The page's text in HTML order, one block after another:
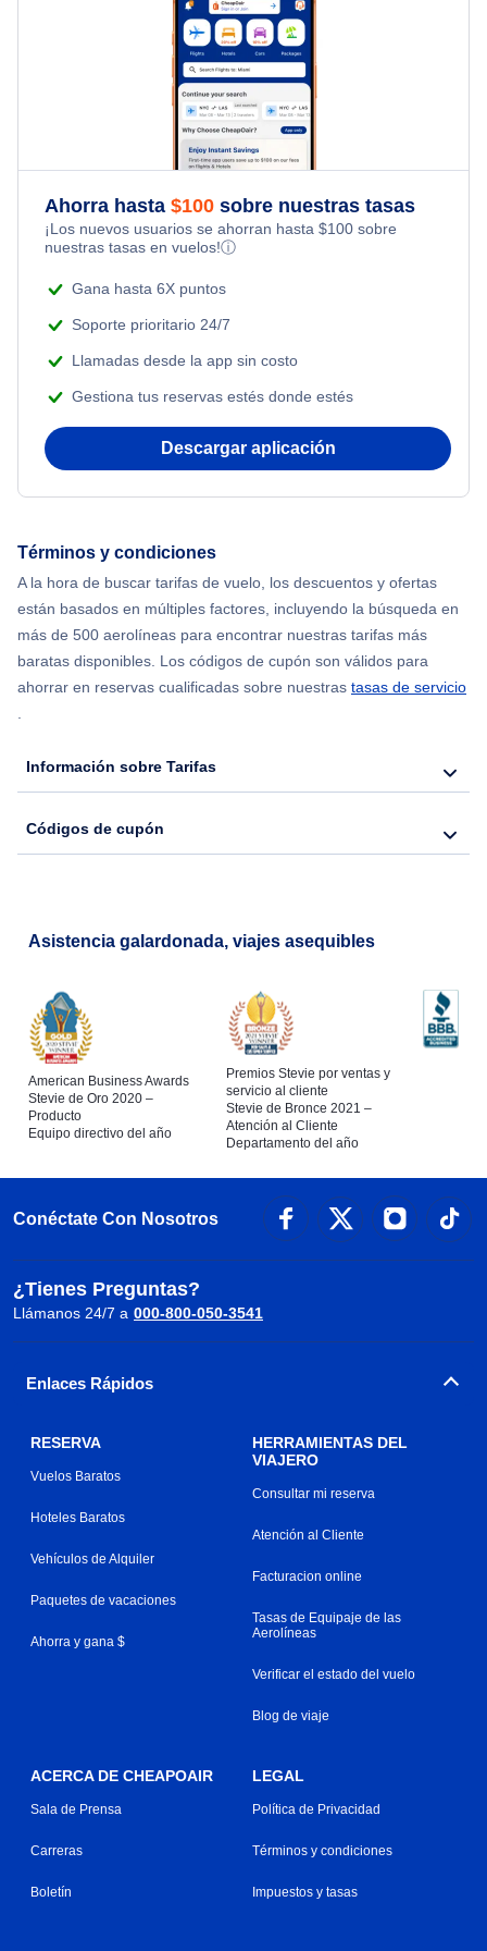
Flights to South America
Flights to South Pacific
Business Class Flights
Flights Under $29
Flights Under $99
Last Minute Vacations
Kid Friendly Vacations
Romantic Vacations
Adventure Vacations
Beach Vacations
Ahorra hasta $100 sobre nuestras tasas
¡Los nuevos usuarios se ahorran hasta $100 sobre
nuestras tasas en vuelos!ⓘ
Gana hasta 6X puntos
Soporte prioritario 24/7
Llamadas desde la app sin costo
Gestiona tus reservas estés donde estés
Descargar aplicación
Términos y condiciones
A la hora de buscar tarifas de vuelo, los descuentos y ofertas
están basados en múltiples factores, incluyendo la búsqueda en
más de 500 aerolíneas para encontrar nuestras tarifas más
baratas disponibles. Los códigos de cupón son válidos para
ahorrar en reservas cualificadas sobre nuestras tasas de servicio
.
Información sobre Tarifas
Códigos de cupón
Asistencia galardonada, viajes asequibles
American Business Awards
Stevie de Oro 2020 –
Producto
Equipo directivo del año
Premios Stevie por ventas y
servicio al cliente
Stevie de Bronce 2021 –
Atención al Cliente
Departamento del año
Conéctate Con Nosotros
¿Tienes Preguntas?
Llámanos 24/7 a 000-800-050-3541
Enlaces Rápidos
RESERVA
Vuelos Baratos
Hoteles Baratos
Vehículos de Alquiler
Paquetes de vacaciones
Ahorra y gana $
HERRAMIENTAS DEL
VIAJERO
Consultar mi reserva
Atención al Cliente
Facturacion online
Tasas de Equipaje de las
Aerolíneas
Verificar el estado del vuelo
Blog de viaje
ACERCA DE CHEAPOAIR
Sala de Prensa
Carreras
Boletín
LEGAL
Política de Privacidad
Términos y condiciones
Impuestos y tasas